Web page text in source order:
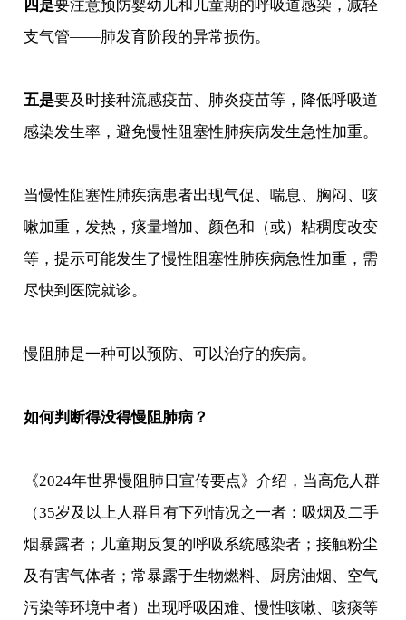
四是要注意预防婴幼儿和儿童期的呼吸道感染，减轻
支气管——肺发育阶段的异常损伤。
五是要及时接种流感疫苗、肺炎疫苗等，降低呼吸道
感染发生率，避免慢性阻塞性肺疾病发生急性加重。
当慢性阻塞性肺疾病患者出现气促、喘息、胸闷、咳
嗽加重，发热，痰量增加、颜色和（或）粘稠度改变
等，提示可能发生了慢性阻塞性肺疾病急性加重，需
尽快到医院就诊。
慢阻肺是一种可以预防、可以治疗的疾病。
如何判断得没得慢阻肺病？
《2024年世界慢阻肺日宣传要点》介绍，当高危人群
（35岁及以上人群且有下列情况之一者：吸烟及二手
烟暴露者；儿童期反复的呼吸系统感染者；接触粉尘
及有害气体者；常暴露于生物燃料、厨房油烟、空气
污染等环境中者）出现呼吸困难、慢性咳嗽、咳痰等